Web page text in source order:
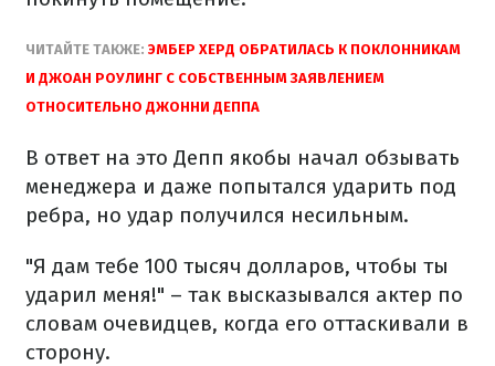
ЧИТАЙТЕ ТАКЖЕ: ЭМБЕР ХЕРД ОБРАТИЛАСЬ К ПОКЛОННИКАМ
И ДЖОАН РОУЛИНГ С СОБСТВЕННЫМ ЗАЯВЛЕНИЕМ
ОТНОСИТЕЛЬНО ДЖОННИ ДЕППА
В ответ на это Депп якобы начал обзывать
менеджера и даже попытался ударить под
ребра, но удар получился несильным.
"Я дам тебе 100 тысяч долларов, чтобы ты
ударил меня!" – так высказывался актер по
словам очевидцев, когда его оттаскивали в
сторону.